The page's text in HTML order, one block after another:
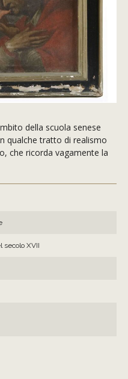
della scuola senese
qualche tratto di realismo
che ricorda vagamente la
secolo XVII